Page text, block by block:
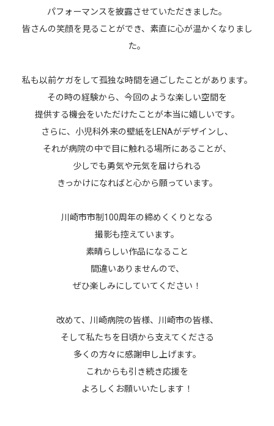
パフォーマンスを披露させていただきました。
皆さんの笑顔を見ることができ、素直に心が温かくなりまし
た。
私も以前ケガをして孤独な時間を過ごしたことがあります。
その時の経験から、今回のような楽しい空間を
提供する機会をいただけたことが本当に嬉しいです。
さらに、小児科外来の壁紙をLENAがデザインし、
それが病院の中で目に触れる場所にあることが、
少しでも勇気や元気を届けられる
きっかけになればと心から願っています。
川崎市市制100周年の締めくくりとなる
撮影も控えています。
素晴らしい作品になること
間違いありませんので、
ぜひ楽しみにしていてください！
改めて、川崎病院の皆様、川崎市の皆様、
そして私たちを日頃から支えてくださる
多くの方々に感謝申し上げます。
これからも引き続き応援を
よろしくお願いいたします！